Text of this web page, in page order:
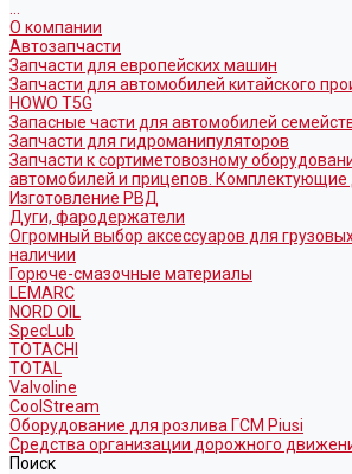
О компании
Автозапчасти
Запчасти для европейских машин
Запчасти для автомобилей китайского
HOWO T5G
Запасные части для автомобилей
Запчасти для гидроманипуляторов
Запчасти к сортиметовозному
автомобилей и прицепов. Комплектующие
Изготовление РВД
Дуги, фародержатели
Огромный выбор аксессуаров для
наличии
Горюче-смазочные материалы
LEMARC
NORD OIL
SpecLub
TOTACHI
TOTAL
Valvoline
CoolStream
Оборудование для розлива ГСМ Piusi
Средства организации дорожного
Поиск